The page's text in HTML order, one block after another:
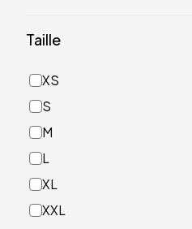
Or
Taille
XS
S
M
L
XL
XXL